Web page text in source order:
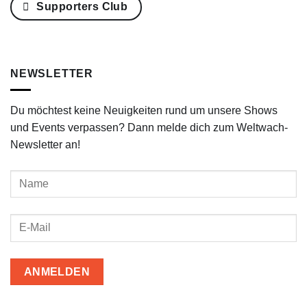
Supporters Club
NEWSLETTER
Du möchtest keine Neuigkeiten rund um unsere Shows
und Events verpassen? Dann melde dich zum Weltwach-
Newsletter an!